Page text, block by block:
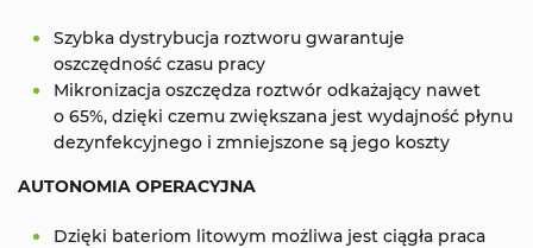
Szybka dystrybucja roztworu gwarantuje
oszczędność czasu pracy
Mikronizacja oszczędza roztwór odkażający nawet
o 65%, dzięki czemu zwiększana jest wydajność płynu
dezynfekcyjnego i zmniejszone są jego koszty
AUTONOMIA OPERACYJNA
Dzięki bateriom litowym możliwa jest ciągła praca